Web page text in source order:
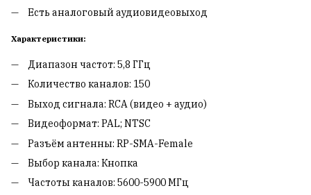
Есть аналоговый аудиовидеовыход
Характеристики:
Диапазон частот: 5,8 ГГц
Количество каналов: 150
Выход сигнала: RCA (видео + аудио)
Видеоформат: PAL; NTSC
Разъём антенны: RP-SMA-Female
Выбор канала: Кнопка
Частоты каналов: 5600-5900 МГц